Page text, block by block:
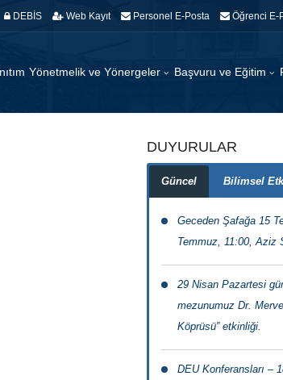
DEBİS Web Kayıt Personel E-Posta Öğrenci E-
Yönetmelik ve Yönergeler Başvuru ve Eğitim
DUYURULAR
Güncel Bilimsel
Geceden Şafağa 15
Temmuz, 11:00, Aziz
29 Nisan Pazartesi
mezunumuz Dr.
Köprüsü” etkinliği.
DEU Konferansları –